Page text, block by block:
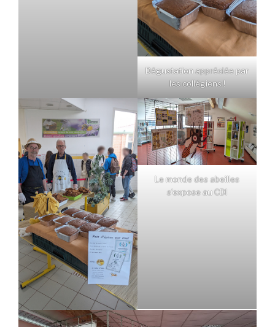
Dégustation appréciée par
les collégiens !
Le monde des abeilles
s’expose au CDI